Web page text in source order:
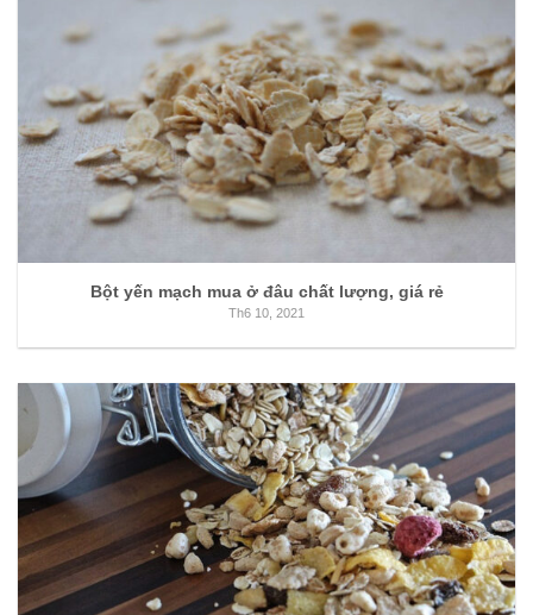
Bột yến mạch mua ở đâu chất lượng, giá rẻ
Th6 10, 2021